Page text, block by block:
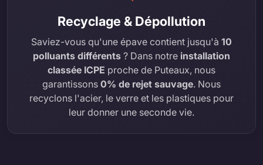
Recyclage & Dépollution
Saviez-vous qu'une épave contient jusqu'à 10
polluants différents ? Dans notre installation
classée ICPE proche de Puteaux, nous
garantissons 0% de rejet sauvage. Nous
recyclons l'acier, le verre et les plastiques pour
leur donner une seconde vie.